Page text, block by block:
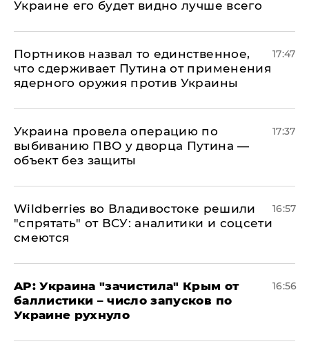
Украине его будет видно лучше всего
Портников назвал то единственное,
что сдерживает Путина от применения
ядерного оружия против Украины
17:47
Украина провела операцию по
выбиванию ПВО у дворца Путина —
объект без защиты
17:37
Wildberries во Владивостоке решили
"спрятать" от ВСУ: аналитики и соцсети
смеются
16:57
AP: Украина "зачистила" Крым от
баллистики – число запусков по
Украине рухнуло
16:56